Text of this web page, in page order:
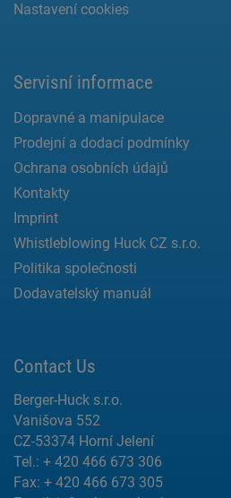
Nastavení cookies
Servisní informace
Dopravné a manipulace
Prodejní a dodací podmínky
Ochrana osobních údajů
Kontakty
Imprint
Whistleblowing Huck CZ s.r.o.
Politika společnosti
Dodavatelský manuál
Contact Us
Berger-Huck s.r.o.
Vanišova 552
CZ-53374 Horní Jelení
Tel.: + 420 466 673 306
Fax: + 420 466 673 305